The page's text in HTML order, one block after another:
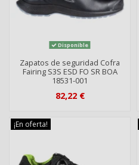
Disponible
Zapatos de seguridad Cofra
Fairing S3S ESD FO SR BOA
18531-001
82,22 €
¡En oferta!